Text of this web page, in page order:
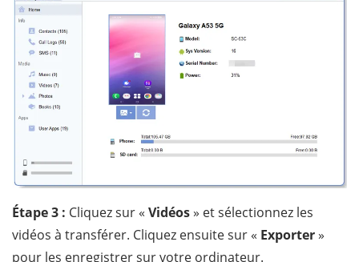
Étape 3 : Cliquez sur « Vidéos» et sélectionnez les
vidéos à transférer. Cliquez ensuite sur « Exporter»
pour les enregistrer sur votre ordinateur.